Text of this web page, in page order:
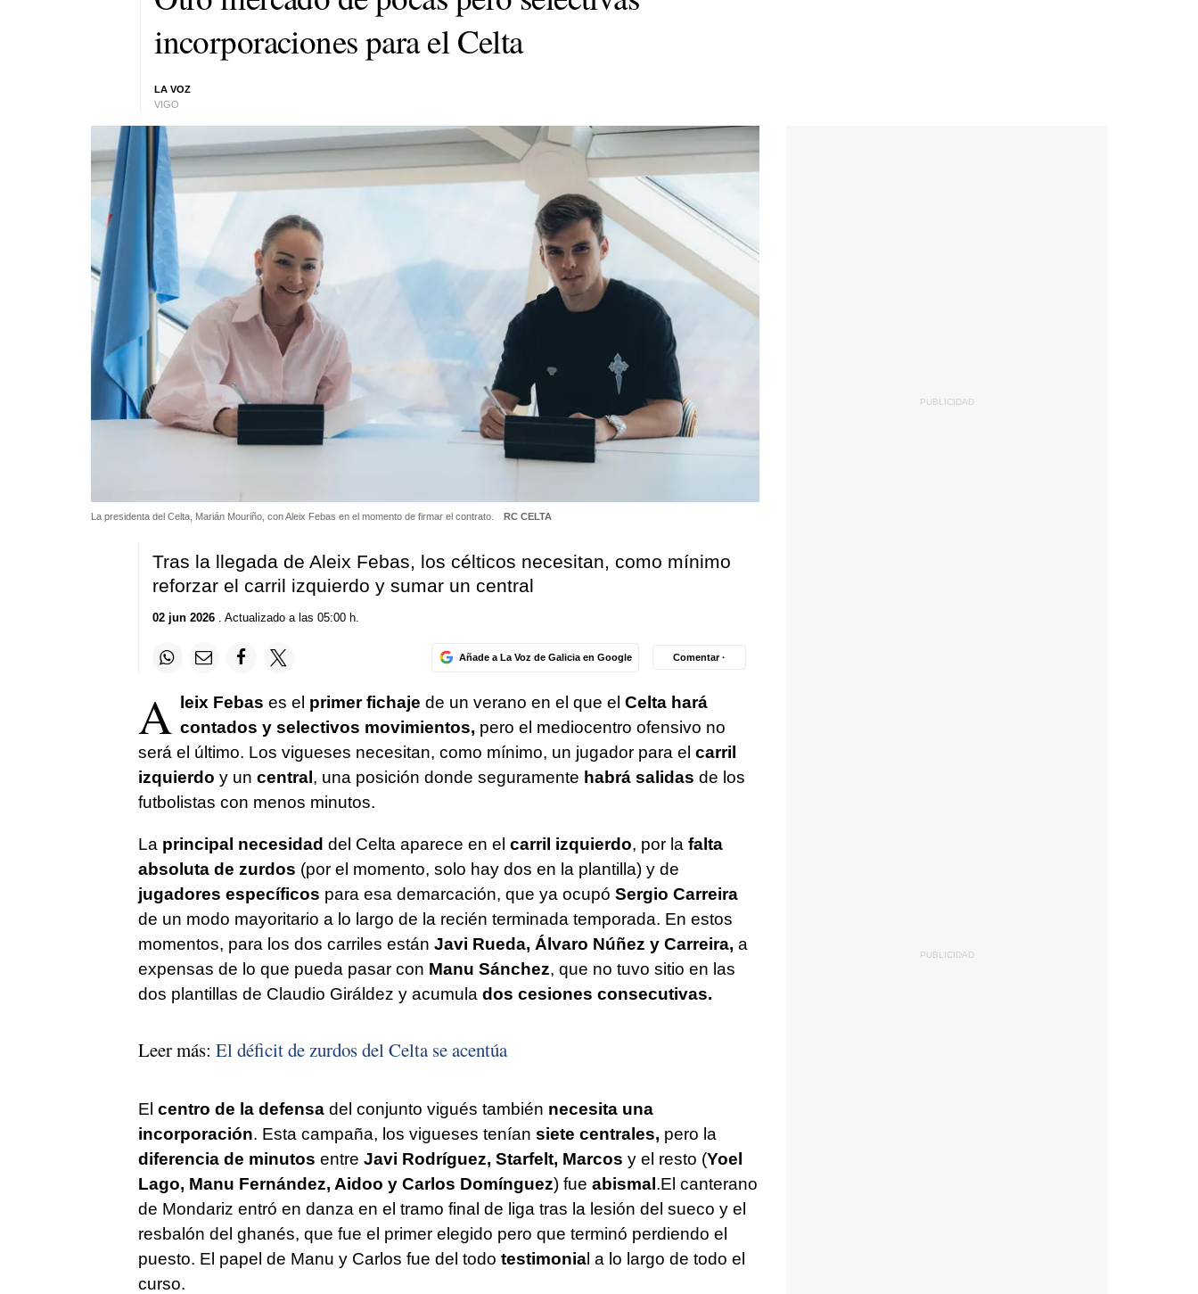
incorporaciones para el Celta
LA VOZ
VIGO
La presidenta del Celta, Marián Mouriño, con Aleix Febas en el momento de firmar el contrato. RC CELTA
Tras la llegada de Aleix Febas, los célticos necesitan, como mínimo
reforzar el carril izquierdo y sumar un central
02 jun 2026. Actualizado a las 05:00 h.
Añade a La Voz de Galicia en Google Comentar ·
A leix Febas es el primer fichaje de un verano en el que el Celta hará
contados y selectivos movimientos, pero el mediocentro ofensivo no
será el último. Los vigueses necesitan, como mínimo, un jugador para el carril
izquierdo y un central, una posición donde seguramente habrá salidas de los
futbolistas con menos minutos.
La principal necesidad del Celta aparece en el carril izquierdo, por la falta
absoluta de zurdos (por el momento, solo hay dos en la plantilla) y de
jugadores específicos para esa demarcación, que ya ocupó Sergio Carreira
de un modo mayoritario a lo largo de la recién terminada temporada. En estos
momentos, para los dos carriles están Javi Rueda, Álvaro Núñez y Carreira, a
expensas de lo que pueda pasar con Manu Sánchez, que no tuvo sitio en las
dos plantillas de Claudio Giráldez y acumula dos cesiones consecutivas.
Leer más: El déficit de zurdos del Celta se acentúa
El centro de la defensadel conjunto vigués también necesita una
incorporación. Esta campaña, los vigueses tenían siete centrales, pero la
diferencia de minutos entre Javi Rodríguez, Starfelt, Marcos y el resto (Yoel
Lago, Manu Fernández, Aidoo y Carlos Domínguez) fue abismal.El canterano
de Mondariz entró en danza en el tramo final de liga tras la lesión del sueco y el
resbalón del ghanés, que fue el primer elegido pero que terminó perdiendo el
puesto. El papel de Manu y Carlos fue del todo testimonial a lo largo de todo el
curso.